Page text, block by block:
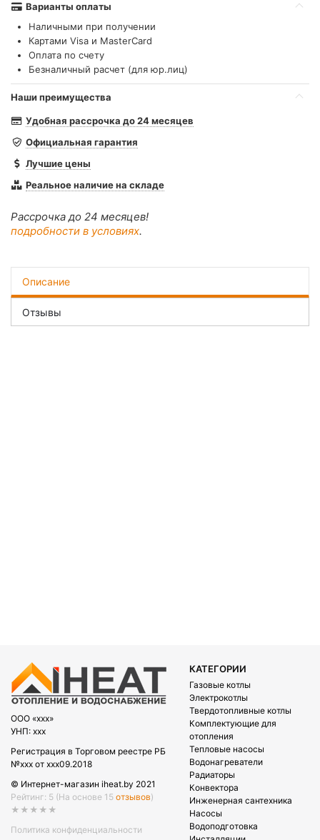
Варианты оплаты
Наличными при получении
Картами Visa и MasterCard
Оплата по счету
Безналичный расчет (для юр.лиц)
Наши преимущества
Удобная рассрочка до 24 месяцев
Официальная гарантия
Лучшие цены
Реальное наличие на складе
Рассрочка до 24 месяцев!
подробности в условиях.
Описание
Отзывы
OOO «xxx»
УНП: xxx
Регистрация в Торговом реестре РБ
№xxx от xxx09.2018
© Интернет-магазин iheat.by 2021
Рейтинг: 5 (На основе 15 отзывов)
★★★★★
Политика конфиденциальности
КАТЕГОРИИ
Газовые котлы
Электрокотлы
Твердотопливные котлы
Комплектующие для
отопления
Тепловые насосы
Водонагреватели
Радиаторы
Конвектора
Инженерная сантехника
Насосы
Водоподготовка